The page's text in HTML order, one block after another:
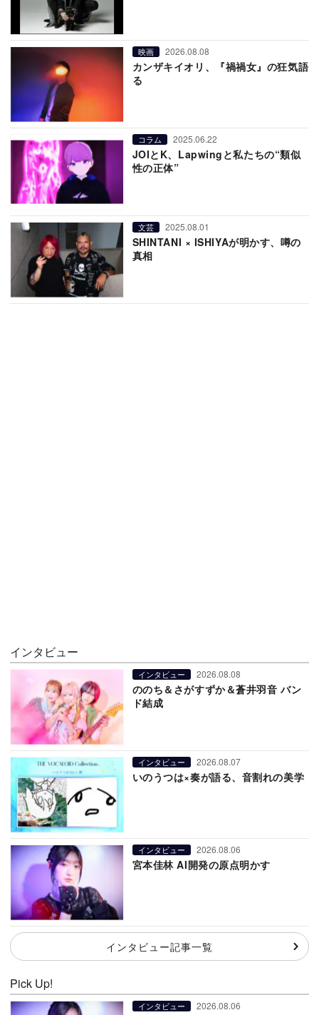
映画 2026.08.08
カンザキイオリ、『禍禍女』の狂気語
る
コラム 2025.06.22
JOIとK、Lapwingと私たちの“類似
性の正体”
文芸 2025.08.01
SHINTANI × ISHIYAが明かす、噂の
真相
インタビュー
インタビュー 2026.08.08
ののち＆さがすずか＆蒼井羽音 バン
ド結成
インタビュー 2026.08.07
いのうつは×奏が語る、音割れの美学
インタビュー 2026.08.06
宮本佳林 AI開発の原点明かす
インタビュー記事一覧
Pick Up!
インタビュー 2026.08.06